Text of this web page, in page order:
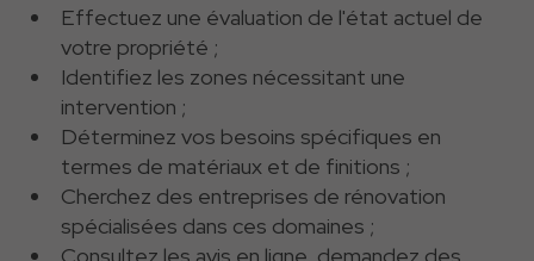
Effectuez une évaluation de l'état actuel de
votre propriété ;
Identifiez les zones nécessitant une
intervention ;
Déterminez vos besoins spécifiques en
termes de matériaux et de finitions ;
Cherchez des entreprises de rénovation
spécialisées dans ces domaines ;